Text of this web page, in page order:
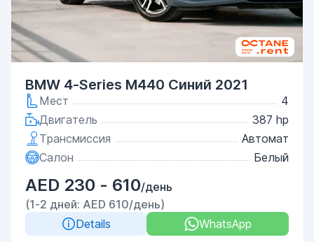
BMW 4-Series M440 Синий 2021
Мест
4
Двигатель
387 hp
Трансмиссия
Автомат
Салон
Белый
AED 230 - 610/день
(1-2 дней: AED 610/день)
Details
WhatsApp